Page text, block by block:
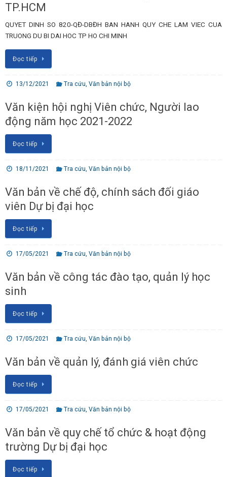
TP.HCM
QUYET DINH SO 820-QĐ-DBĐH BAN HANH QUY CHE LAM VIEC CUA
TRUONG DU BI DAI HOC TP HO CHI MINH
Đọc tiếp
13/12/2021 Tra cứu,Văn bản nội bộ
Văn kiện hội nghị Viên chức, Người lao
động năm học 2021-2022
Đọc tiếp
18/11/2021 Tra cứu,Văn bản nội bộ
Văn bản về chế độ, chính sách đối giáo
viên Dự bị đại học
Đọc tiếp
17/05/2021 Tra cứu,Văn bản nội bộ
Văn bản về công tác đào tạo, quản lý học
sinh
Đọc tiếp
17/05/2021 Tra cứu,Văn bản nội bộ
Văn bản về quản lý, đánh giá viên chức
Đọc tiếp
17/05/2021 Tra cứu,Văn bản nội bộ
Văn bản về quy chế tổ chức & hoạt động
trường Dự bị đại học
Đọc tiếp